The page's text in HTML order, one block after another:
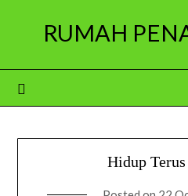
RUMAH
Hidup